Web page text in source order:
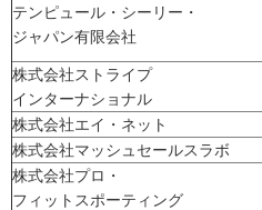
テンピュール・シーリー・
ジャパン有限会社
株式会社ストライプ
インターナショナル
株式会社エイ・ネット
株式会社マッシュセールスラボ
株式会社プロ・
フィットスポーティング